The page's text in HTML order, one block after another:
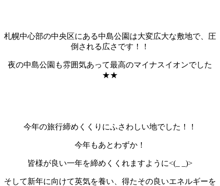
札幌中心部の中央区にある中島公園は大変広大な敷地で、圧
倒される広さです！！
夜の中島公園も雰囲気あって最高のマイナスイオンでした
★★
今年の旅行締めくくりにふさわしい地でした！！
今年もあとわずか！
皆様が良い一年を締めくくれますように<(_ _)>
そして新年に向けて英気を養い、得たその良いエネルギーを